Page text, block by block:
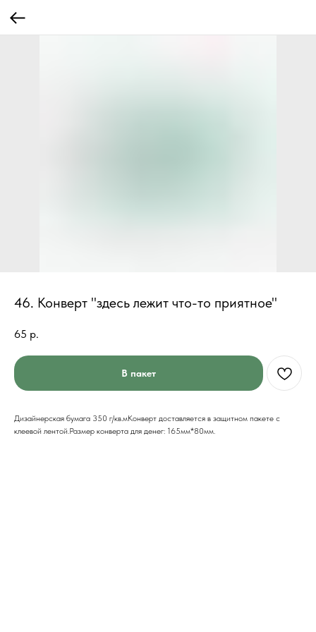
46. Конверт "здесь лежит что-то приятное"
65 р.
В пакет
Дизайнерская бумага 350 г/кв.мКонверт доставляется в защитном пакете с
клеевой лентой.Размер конверта для денег: 165мм*80мм.